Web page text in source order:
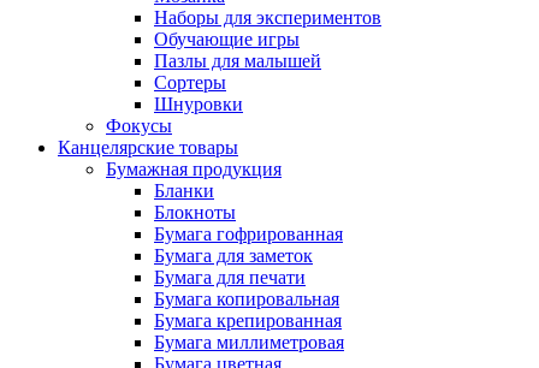
Наборы для экспериментов
Обучающие игры
Пазлы для малышей
Сортеры
Шнуровки
Фокусы
Канцелярские товары
Бумажная продукция
Бланки
Блокноты
Бумага гофрированная
Бумага для заметок
Бумага для печати
Бумага копировальная
Бумага крепированная
Бумага миллиметровая
Бумага цветная